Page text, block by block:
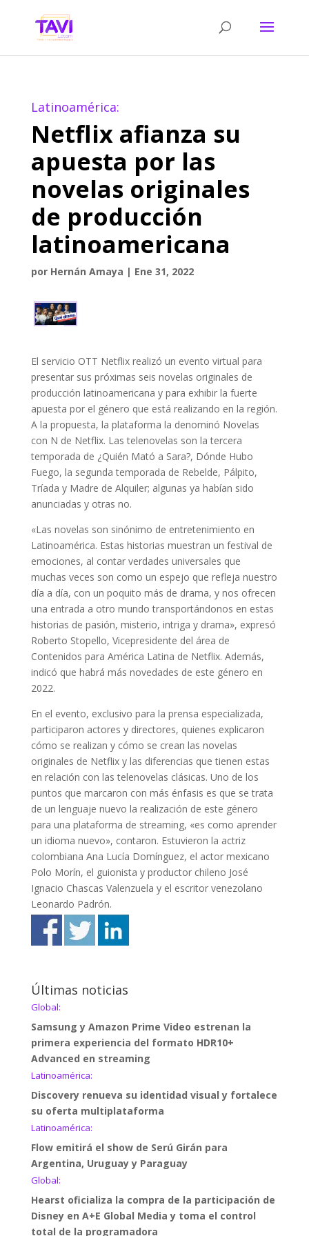
Latinoamérica:
Netflix afianza su
apuesta por las
novelas originales
de producción
latinoamericana
por Hernán Amaya | Ene 31, 2022
El servicio OTT Netflix realizó un evento virtual para
presentar sus próximas seis novelas originales de
producción latinoamericana y para exhibir la fuerte
apuesta por el género que está realizando en la región.
A la propuesta, la plataforma la denominó Novelas
con N de Netflix. Las telenovelas son la tercera
temporada de ¿Quién Mató a Sara?, Dónde Hubo
Fuego, la segunda temporada de Rebelde, Pálpito,
Tríada y Madre de Alquiler; algunas ya habían sido
anunciadas y otras no.
«Las novelas son sinónimo de entretenimiento en
Latinoamérica. Estas historias muestran un festival de
emociones, al contar verdades universales que
muchas veces son como un espejo que refleja nuestro
día a día, con un poquito más de drama, y nos ofrecen
una entrada a otro mundo transportándonos en estas
historias de pasión, misterio, intriga y drama», expresó
Roberto Stopello, Vicepresidente del área de
Contenidos para América Latina de Netflix. Además,
indicó que habrá más novedades de este género en
2022.
En el evento, exclusivo para la prensa especializada,
participaron actores y directores, quienes explicaron
cómo se realizan y cómo se crean las novelas
originales de Netflix y las diferencias que tienen estas
en relación con las telenovelas clásicas. Uno de los
puntos que marcaron con más énfasis es que se trata
de un lenguaje nuevo la realización de este género
para una plataforma de streaming, «es como aprender
un idioma nuevo», contaron. Estuvieron la actriz
colombiana Ana Lucía Domínguez, el actor mexicano
Polo Morín, el guionista y productor chileno José
Ignacio Chascas Valenzuela y el escritor venezolano
Leonardo Padrón.
Últimas noticias
Global:
Samsung y Amazon Prime Video estrenan la
primera experiencia del formato HDR10+
Advanced en streaming
Latinoamérica:
Discovery renueva su identidad visual y fortalece
su oferta multiplataforma
Latinoamérica:
Flow emitirá el show de Serú Girán para
Argentina, Uruguay y Paraguay
Global:
Hearst oficializa la compra de la participación de
Disney en A+E Global Media y toma el control
total de la programadora